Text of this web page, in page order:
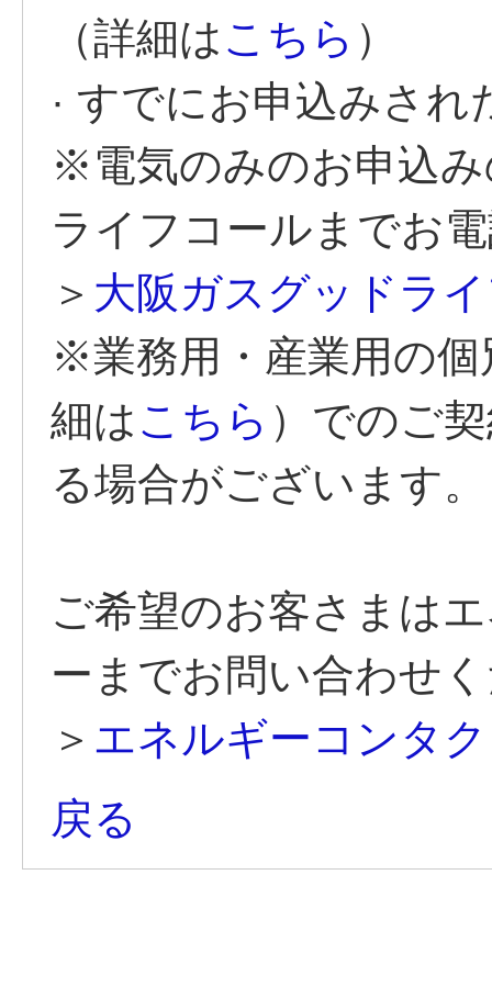
（詳細はこちら ）
· すでにお申込みさ
※電気のみのお申込
ライフコールまでお
＞ 大阪ガスグッドラ
※業務用・産業用の
細はこちら ）でのご
る場合がございます。
ご希望のお客さまは
ーまでお問い合わせ
＞ エネルギーコンタ
戻る